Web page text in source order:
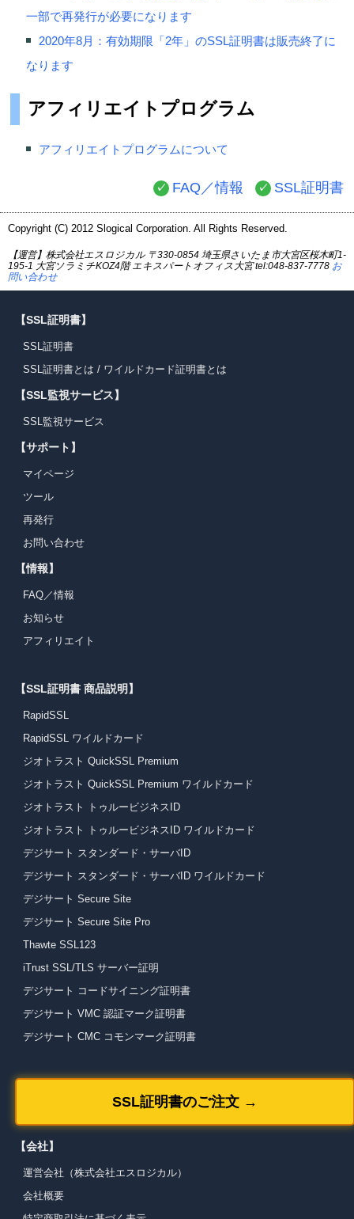
一部で再発行が必要になります
2020年8月：有効期限「2年」のSSL証明書は販売終了に
なります
アフィリエイトプログラム
アフィリエイトプログラムについて
FAQ／情報 SSL証明書
Copyright (C) 2012 Slogical Corporation. All Rights Reserved.
【運営】株式会社エスロジカル 〒330-0854 埼玉県さいたま市大宮区桜木町1-
195-1 大宮ソラミチKOZ4階 エキスパートオフィス大宮 tel:048-837-7778 お
問い合わせ
【SSL証明書】
SSL証明書
SSL証明書とは / ワイルドカード証明書とは
【SSL監視サービス】
SSL監視サービス
【サポート】
マイページ
ツール
再発行
お問い合わせ
【情報】
FAQ／情報
お知らせ
アフィリエイト
【SSL証明書 商品説明】
RapidSSL
RapidSSL ワイルドカード
ジオトラスト QuickSSL Premium
ジオトラスト QuickSSL Premium ワイルドカード
ジオトラスト トゥルービジネスID
ジオトラスト トゥルービジネスID ワイルドカード
デジサート スタンダード・サーバID
デジサート スタンダード・サーバID ワイルドカード
デジサート Secure Site
デジサート Secure Site Pro
Thawte SSL123
iTrust SSL/TLS サーバー証明
デジサート コードサイニング証明書
デジサート VMC 認証マーク証明書
デジサート CMC コモンマーク証明書
SSL証明書のご注文 →
【会社】
運営会社（株式会社エスロジカル）
会社概要